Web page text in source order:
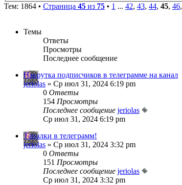
Тем: 1864 • Страница 45 из 75 • 1 ... 42, 43, 44, 45, 46,
Темы
Ответы
Просмотры
Последнее сообщение
Накрутка подписчиков в телеграмме на канал
jeriolas » Ср июл 31, 2024 6:19 pm
0 Ответы
154 Просмотры
Последнее сообщение jeriolas
Ср июл 31, 2024 6:19 pm
Тапалки в телеграмм!
jeriolas » Ср июл 31, 2024 3:32 pm
0 Ответы
151 Просмотры
Последнее сообщение jeriolas
Ср июл 31, 2024 3:32 pm